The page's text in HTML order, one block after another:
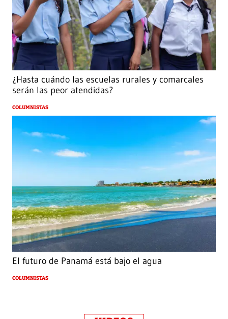
¿Hasta cuándo las escuelas rurales y comarcales
serán las peor atendidas?
COLUMNISTAS
El futuro de Panamá está bajo el agua
COLUMNISTAS